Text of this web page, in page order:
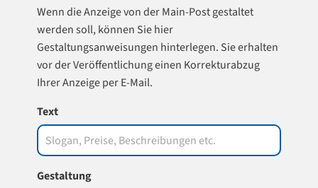
Wenn die Anzeige von der Main-Post gestaltet
werden soll, können Sie hier
Gestaltungsanweisungen hinterlegen. Sie erhalten
vor der Veröffentlichung einen Korrekturabzug
Ihrer Anzeige per E-Mail.
Text
Gestaltung